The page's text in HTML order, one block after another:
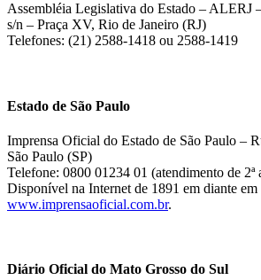
Assembléia Legislativa do Estado – ALERJ
s/n – Praça XV, Rio de Janeiro (RJ)
Telefones: (21) 2588-1418 ou 2588-1419
Estado de São Paulo
Imprensa Oficial do Estado de São Paulo –
São Paulo (SP)
Telefone: 0800 01234 01 (atendimento de 2ª
Disponível na Internet de 1891 em diante em
www.imprensaoficial.com.br.
Diário Oficial do Mato Grosso do Sul